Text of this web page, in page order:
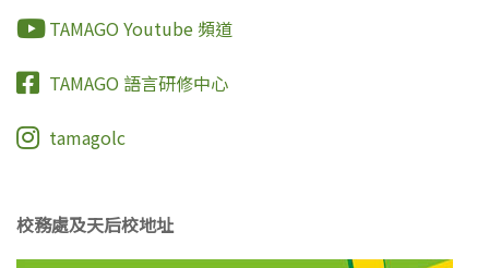
TAMAGO Youtube 頻道
TAMAGO 語言研修中心
tamagolc
校務處及天后校地址